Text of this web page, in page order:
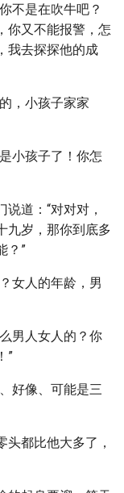
不是在吹牛吧？
你又不能报警，怎
我去探探他的成
，小孩子家家
小孩子了！你怎
道：“对对对，
九岁，那你到底多
？”
女人的年龄，男
男人女人的？你
”
好像、可能是三
都比他大多了，